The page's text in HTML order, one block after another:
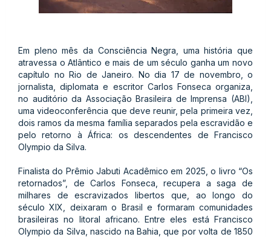
Em pleno mês da Consciência Negra, uma história que
atravessa o Atlântico e mais de um século ganha um novo
capítulo no Rio de Janeiro. No dia 17 de novembro, o
jornalista, diplomata e escritor Carlos Fonseca organiza,
no auditório da Associação Brasileira de Imprensa (ABI),
uma videoconferência que deve reunir, pela primeira vez,
dois ramos da mesma família separados pela escravidão e
pelo retorno à África: os descendentes de Francisco
Olympio da Silva.
Finalista do Prêmio Jabuti Acadêmico em 2025, o livro “Os
retornados”, de Carlos Fonseca, recupera a saga de
milhares de escravizados libertos que, ao longo do
século XIX, deixaram o Brasil e formaram comunidades
brasileiras no litoral africano. Entre eles está Francisco
Olympio da Silva, nascido na Bahia, que por volta de 1850